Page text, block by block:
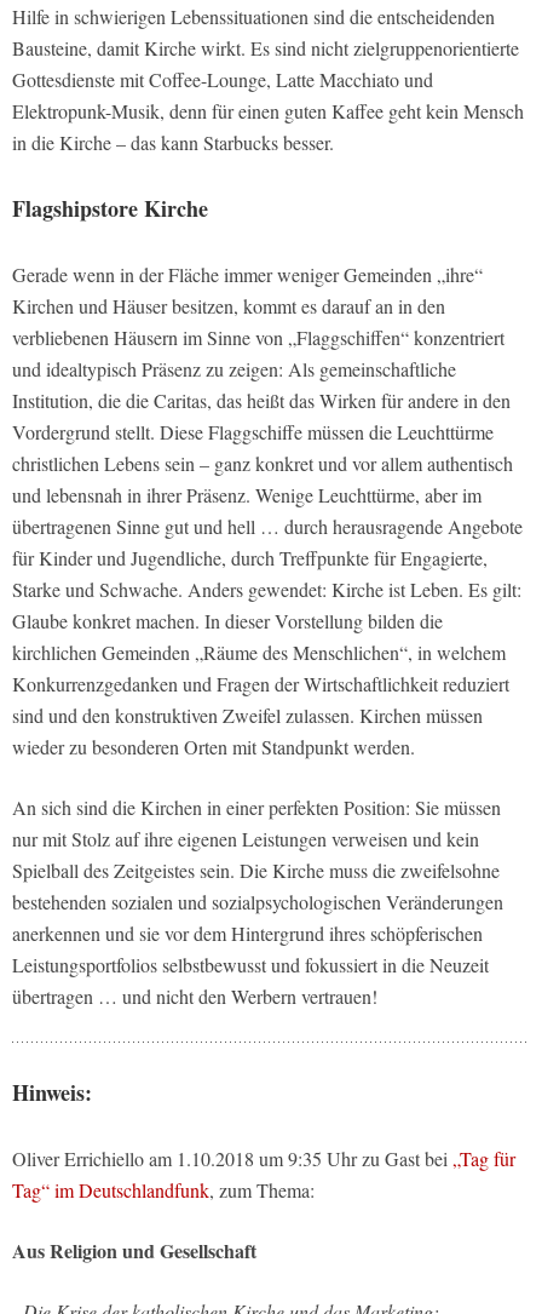
Hilfe in schwierigen Lebenssituationen sind die entscheidenden
Bausteine, damit Kirche wirkt. Es sind nicht zielgruppenorientierte
Gottesdienste mit Coffee-Lounge, Latte Macchiato und
Elektropunk-Musik, denn für einen guten Kaffee geht kein Mensch
in die Kirche – das kann Starbucks besser.
Flagshipstore Kirche
Gerade wenn in der Fläche immer weniger Gemeinden „ihre“
Kirchen und Häuser besitzen, kommt es darauf an in den
verbliebenen Häusern im Sinne von „Flaggschiffen“ konzentriert
und idealtypisch Präsenz zu zeigen: Als gemeinschaftliche
Institution, die die Caritas, das heißt das Wirken für andere in den
Vordergrund stellt. Diese Flaggschiffe müssen die Leuchttürme
christlichen Lebens sein – ganz konkret und vor allem authentisch
und lebensnah in ihrer Präsenz. Wenige Leuchttürme, aber im
übertragenen Sinne gut und hell … durch herausragende Angebote
für Kinder und Jugendliche, durch Treffpunkte für Engagierte,
Starke und Schwache. Anders gewendet: Kirche ist Leben. Es gilt:
Glaube konkret machen. In dieser Vorstellung bilden die
kirchlichen Gemeinden „Räume des Menschlichen“, in welchem
Konkurrenzgedanken und Fragen der Wirtschaftlichkeit reduziert
sind und den konstruktiven Zweifel zulassen. Kirchen müssen
wieder zu besonderen Orten mit Standpunkt werden.
An sich sind die Kirchen in einer perfekten Position: Sie müssen
nur mit Stolz auf ihre eigenen Leistungen verweisen und kein
Spielball des Zeitgeistes sein. Die Kirche muss die zweifelsohne
bestehenden sozialen und sozialpsychologischen Veränderungen
anerkennen und sie vor dem Hintergrund ihres schöpferischen
Leistungsportfolios selbstbewusst und fokussiert in die Neuzeit
übertragen … und nicht den Werbern vertrauen!
Hinweis:
Oliver Errichiello am 1.10.2018 um 9:35 Uhr zu Gast bei „Tag für
Tag“ im Deutschlandfunk, zum Thema:
Aus Religion und Gesellschaft